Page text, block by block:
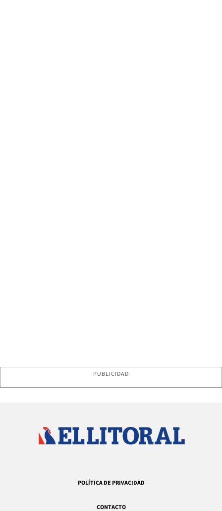
PUBLICIDAD
POLÍTICA DE PRIVACIDAD
CONTACTO